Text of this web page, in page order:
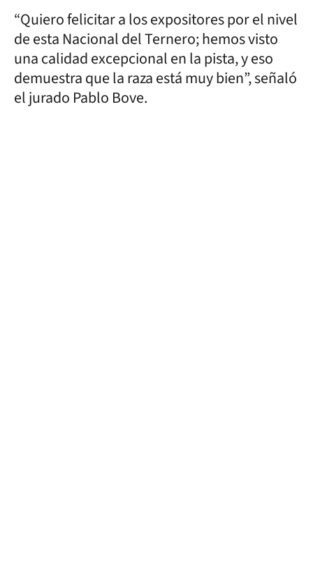
“Quiero felicitar a los expositores por el nivel
de esta Nacional del Ternero; hemos visto
una calidad excepcional en la pista, y eso
demuestra que la raza está muy bien”, señaló
el jurado Pablo Bove.